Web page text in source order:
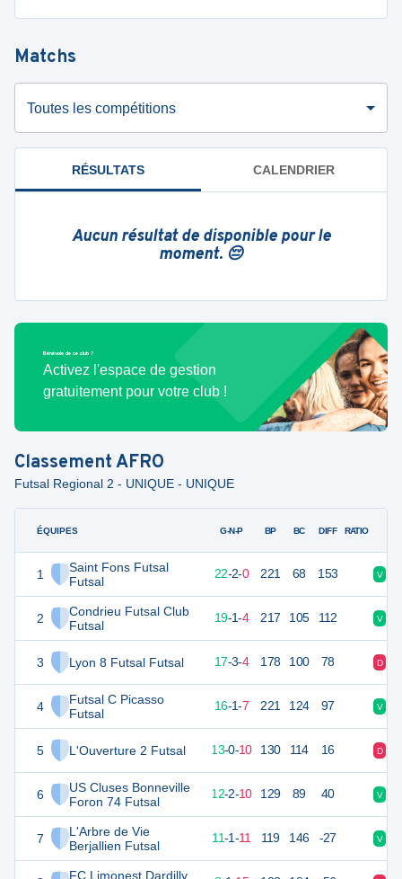
Matchs
Toutes les compétitions
RÉSULTATS CALENDRIER
Aucun résultat de disponible pour le
moment. 😔
Bénévole de ce club ?
Activez l'espace de gestion
gratuitement pour votre club !
ClassementAFRO
Futsal Regional 2 - UNIQUE - UNIQUE
ÉQUIPES
1
Saint Fons Futsal
Futsal
2
Condrieu Futsal Club
Futsal
3 Lyon 8 Futsal Futsal
4
Futsal C Picasso
Futsal
5 L'Ouverture 2 Futsal
6
US Cluses Bonneville
Foron 74 Futsal
7
L'Arbre de Vie
Berjallien Futsal
FC Limonest Dardilly
G-N-P BP BC DIFF RATIO
68 22-2-0 221 68 153 V
58 24 19-1-4 217 105 112 V
54 17-3-4 178 100 78 D
49 16-1-7 221 124 97 V
38 13-0-10 130 114 16 D
36 24 12-2-10 129 89 40 V
33 11-1-11 119 146 -27 V